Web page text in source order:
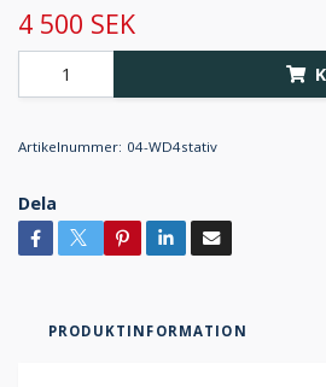
4 500 SEK
Artikelnummer: 04-WD4stativ
Dela
PRODUKTINFORMATION